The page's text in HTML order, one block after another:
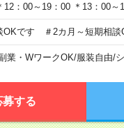
12：00～19：00 ＊13：00～
です ＃2カ月～短期相談
業・WワークOK/服装自由/
募する